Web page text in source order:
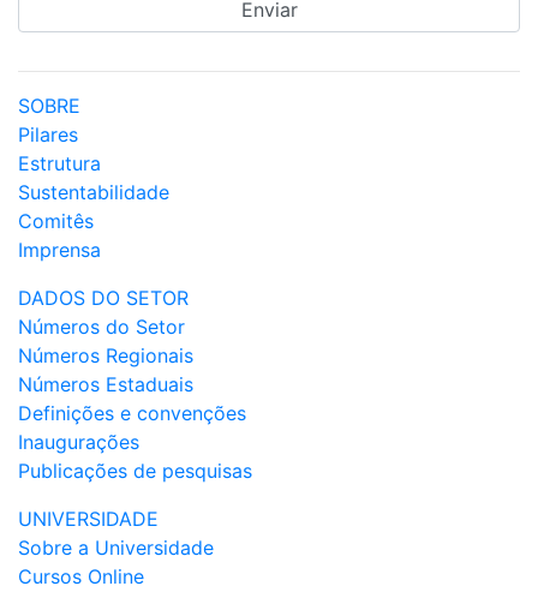
SOBRE
Pilares
Estrutura
Sustentabilidade
Comitês
Imprensa
DADOS DO SETOR
Números do Setor
Números Regionais
Números Estaduais
Definições e convenções
Inaugurações
Publicações de pesquisas
UNIVERSIDADE
Sobre a Universidade
Cursos Online